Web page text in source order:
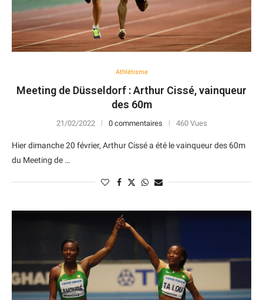
Athlétisme
Meeting de Düsseldorf : Arthur Cissé, vainqueur
des 60m
21/02/2022 0 commentaires 460 Vues
Hier dimanche 20 février, Arthur Cissé a été le vainqueur des 60m
du Meeting de …